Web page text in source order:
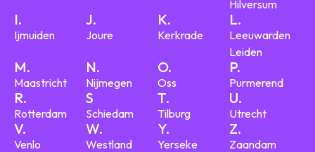
Hilversum
I.
Ijmuiden
J.
Joure
K.
Kerkrade
L.
Leeuwarden
Leiden
M.
Maastricht
N.
Nijmegen
O.
Oss
P.
Purmerend
R.
Rotterdam
S
Schiedam
T.
Tilburg
U.
Utrecht
V.
Venlo
W.
Westland
Y.
Yerseke
Z.
Zaandam